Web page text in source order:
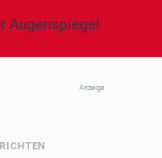
Anzeige